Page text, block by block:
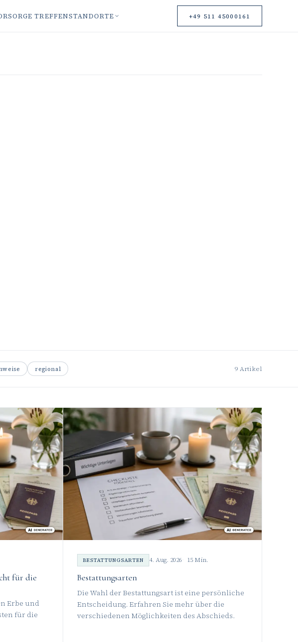
TREFFENSTANDORTE +49 511 45000161
regional 9 Artikel
für die
Erbe und
für die
BESTATTUNGSARTEN 4. Aug. 2026 15 Min.
Bestattungsarten
Die Wahl der Bestattungsart ist eine persönliche
Entscheidung. Erfahren Sie mehr über die
verschiedenen Möglichkeiten des Abschieds.